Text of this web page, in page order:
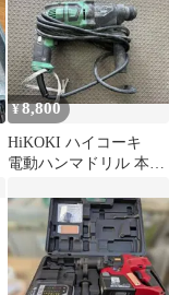
打撃数4000bpm コンク
リート破砕機 360°回転
ハンドル【ブルー】
¥8,800
HiKOKI ハイコーキ
電動ハンマドリル 本体